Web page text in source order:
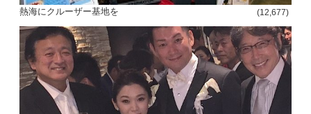
熱海にクルーザー基地を (12,677)